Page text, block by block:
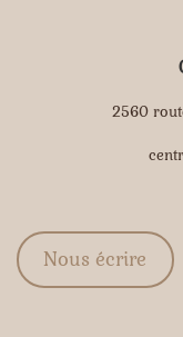
2560
Nous écrire